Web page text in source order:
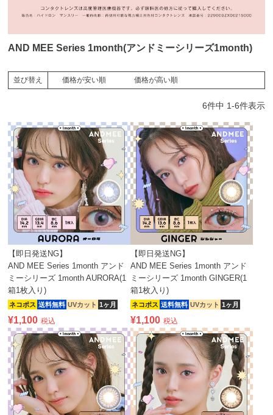
AND MEE Series 1month(アンドミーシリーズ1month)
並び替え 価格が安い順 価格が高い順
6件中 1-6件表示
【即日発送NG】
AND MEE Series 1month アンド
ミーシリーズ 1month AURORA(1
箱1枚入り)
ネコポス 送料無料 UVカット 1ヶ月
¥1,100 税込
【即日発送NG】
AND MEE Series 1month アンド
ミーシリーズ 1month GINGER(1
箱1枚入り)
ネコポス 送料無料 UVカット 1ヶ月
¥1,100 税込